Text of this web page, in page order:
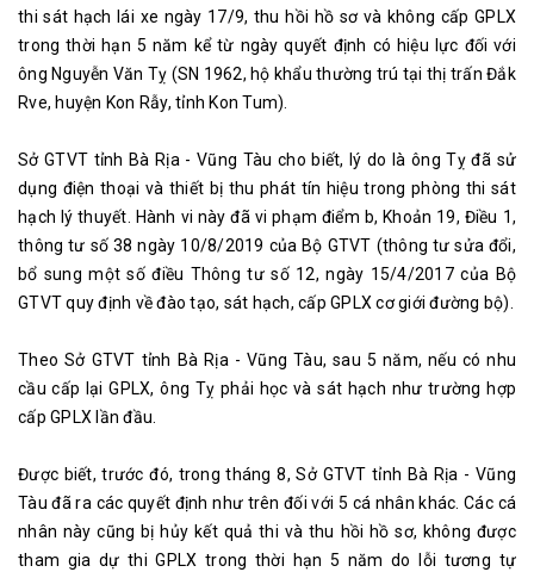
thi sát hạch lái xe ngày 17/9, thu hồi hồ sơ và không cấp GPLX
trong thời hạn 5 năm kể từ ngày quyết định có hiệu lực đối với
ông Nguyễn Văn Tỵ (SN 1962, hộ khẩu thường trú tại thị trấn Đắk
Rve, huyện Kon Rẫy, tỉnh Kon Tum).
Sở GTVT tỉnh Bà Rịa - Vũng Tàu cho biết, lý do là ông Tỵ đã sử
dụng điện thoại và thiết bị thu phát tín hiệu trong phòng thi sát
hạch lý thuyết. Hành vi này đã vi phạm điểm b, Khoản 19, Điều 1,
thông tư số 38 ngày 10/8/2019 của Bộ GTVT (thông tư sửa đổi,
bổ sung một số điều Thông tư số 12, ngày 15/4/2017 của Bộ
GTVT quy định về đào tạo, sát hạch, cấp GPLX cơ giới đường bộ).
Theo Sở GTVT tỉnh Bà Rịa - Vũng Tàu, sau 5 năm, nếu có nhu
cầu cấp lại GPLX, ông Tỵ phải học và sát hạch như trường hợp
cấp GPLX lần đầu.
Được biết, trước đó, trong tháng 8, Sở GTVT tỉnh Bà Rịa - Vũng
Tàu đã ra các quyết định như trên đối với 5 cá nhân khác. Các cá
nhân này cũng bị hủy kết quả thi và thu hồi hồ sơ, không được
tham gia dự thi GPLX trong thời hạn 5 năm do lỗi tương tự